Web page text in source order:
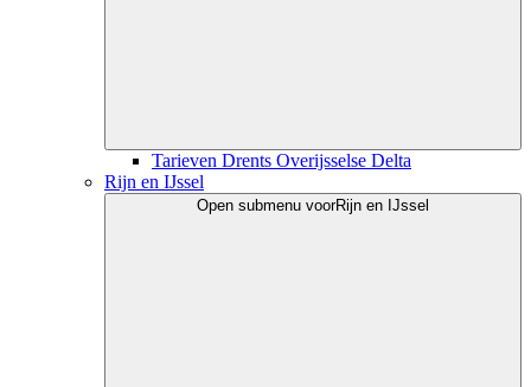
Tarieven Drents Overijsselse Delta
Rijn en IJssel
Open submenu voorRijn en IJssel